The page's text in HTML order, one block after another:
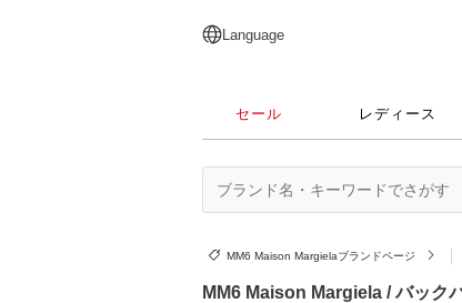
日本語
English
简体中文
繁體中文
Language
セール レディース
MM6 Maison Margielaブランドページ
MM6 Maison Margiela / バック